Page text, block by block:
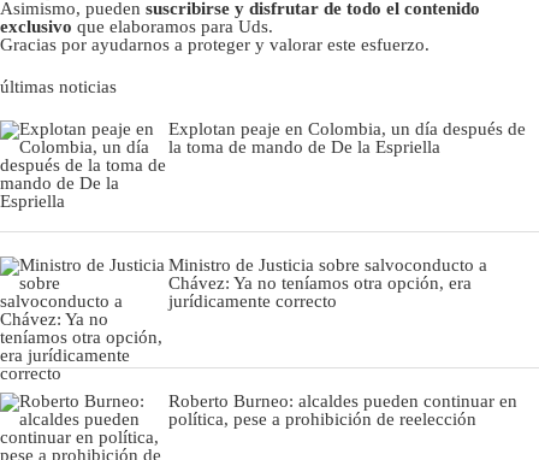
Asimismo, pueden suscribirse y disfrutar de todo el contenido
exclusivo que elaboramos para Uds.
Gracias por ayudarnos a proteger y valorar este esfuerzo.
últimas noticias
Explotan peaje en Colombia, un día después de
la toma de mando de De la Espriella
Ministro de Justicia sobre salvoconducto a
Chávez: Ya no teníamos otra opción, era
jurídicamente correcto
Roberto Burneo: alcaldes pueden continuar en
política, pese a prohibición de reelección